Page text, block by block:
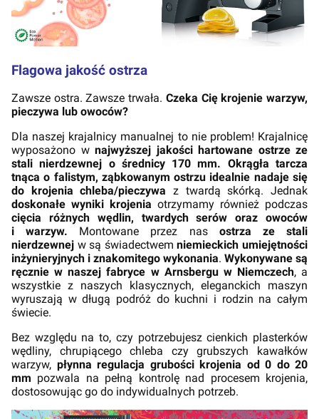
Flagowa jakość ostrza
Zawsze ostra. Zawsze trwała. Czeka Cię krojenie warzyw,
pieczywa lub owoców?
Dla naszej krajalnicy manualnej to nie problem! Krajalnicę
wyposażono w najwyższej jakości hartowane ostrze ze
stali nierdzewnej o średnicy 170 mm. Okrągła tarcza
tnąca o falistym, ząbkowanym ostrzu idealnie nadaje się
do krojenia chleba/pieczywa z twardą skórką. Jednak
doskonałe wyniki krojenia otrzymamy również podczas
cięcia różnych wędlin, twardych serów oraz owoców
i warzyw. Montowane przez nas ostrza ze stali
nierdzewnej w są świadectwemniemieckich umiejętności
inżynieryjnych i znakomitego wykonania. Wykonywane są
ręcznie w naszej fabryce w Arnsbergu w Niemczech, a
wszystkie z naszych klasycznych, eleganckich maszyn
wyruszają w długą podróż do kuchni i rodzin na całym
świecie.
Bez względu na to, czy potrzebujesz cienkich plasterków
wędliny, chrupiącego chleba czy grubszych kawałków
warzyw, płynna regulacja grubości krojenia od 0 do 20
mm pozwala na pełną kontrolę nad procesem krojenia,
dostosowując go do indywidualnych potrzeb.